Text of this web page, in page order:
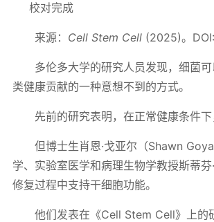
校对完成
来源： Cell Stem Cell (2025)。
多伦多大学的研究人员发现，细菌
类健康贡献的一种意想不到的方式。
先前的研究表明，在正常健康条件
但博士生肖恩·戈亚尔（Shawn
学、实验室医学和病理生物学教授斯蒂
修复过程中支持干细胞功能。
他们发表在《Cell Stem Cell》上的